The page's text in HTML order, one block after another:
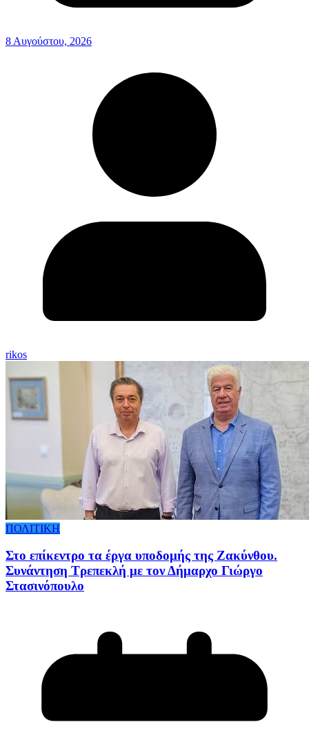
8 Αυγούστου, 2026
rikos
ΠΟΛΙΤΙΚΗ
Στο επίκεντρο τα έργα υποδομής της Ζακύνθου.
Συνάντηση Τρεπεκλή με τον Δήμαρχο Γιώργο
Στασινόπουλο